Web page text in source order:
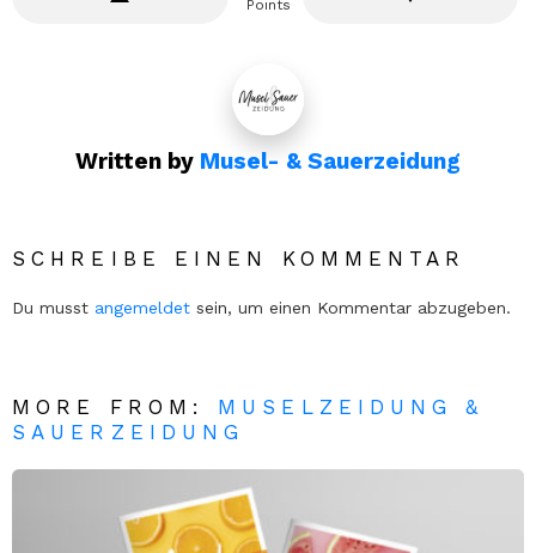
Points
Written by Musel- & Sauerzeidung
SCHREIBE EINEN KOMMENTAR
Du musst angemeldet sein, um einen Kommentar abzugeben.
MORE FROM: MUSELZEIDUNG &
SAUERZEIDUNG